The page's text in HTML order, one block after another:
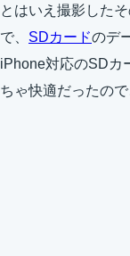
とはいえ撮影した
で、 SDカードのデ
iPhone対応のSDカ
ちゃ快適だったので